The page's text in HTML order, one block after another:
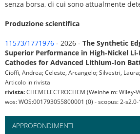
senza borsa, di cui sono attualmente
Produzione scientifica
11573/1771976 - 2026 - The Synthetic
Superior Performance in High‐Nickel
Cathodes for Advanced Lithium‐Ion
Cioffi, Andrea; Celeste, Arcangelo; Silvestri,
Articolo in rivista
rivista:CHEMELECTROCHEM (Weinheim: Wiley-
wos: WOS:001793055800001 (0) - scopus: 2-
APPROFONDIMENTI